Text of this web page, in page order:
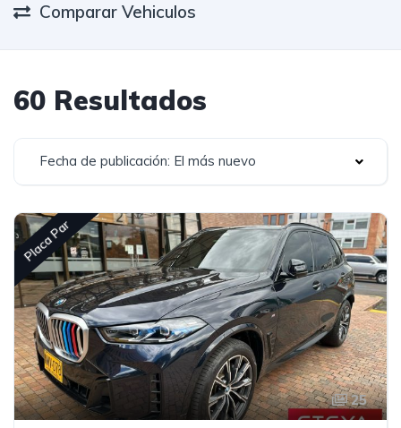
Comparar Vehiculos
60 Resultados
Fecha de publicación: El más nuevo
Placa Par
25